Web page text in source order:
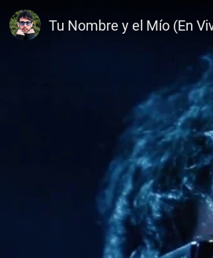
Lisandro Aristimuño